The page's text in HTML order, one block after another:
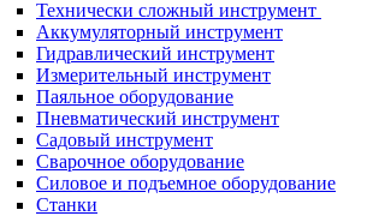
Технически сложный инструмент
Аккумуляторный инструмент
Гидравлический инструмент
Измерительный инструмент
Паяльное оборудование
Пневматический инструмент
Садовый инструмент
Сварочное оборудование
Силовое и подъемное оборудование
Станки